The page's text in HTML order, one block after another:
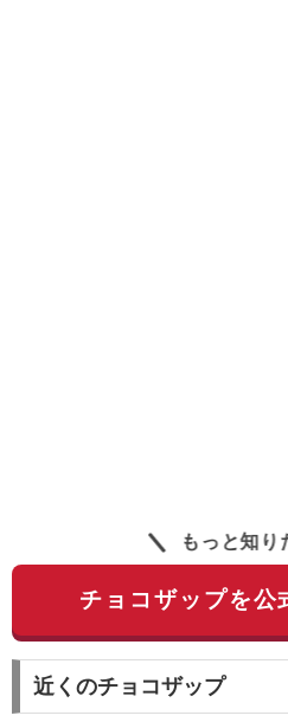
もっと知り
チョコザップを公
近くのチョコザップ